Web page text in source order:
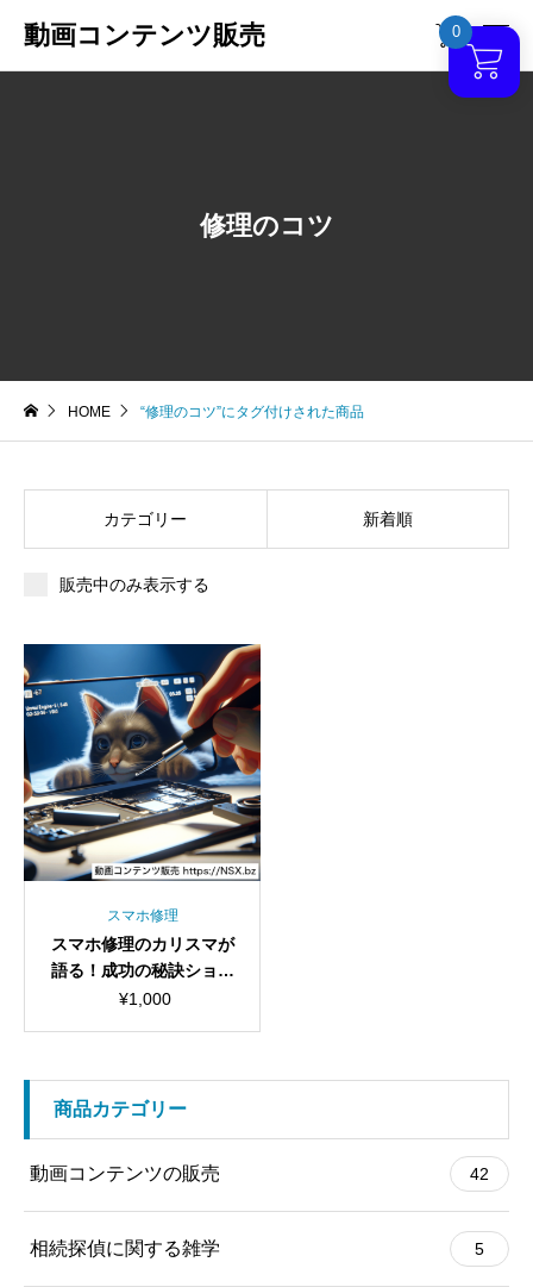
動画コンテンツ販売 
修理のコツ
HOME “修理のコツ”にタグ付けされた商品
カテゴリー 新着順
販売中のみ表示する
スマホ修理
スマホ修理のカリスマが
語る！成功の秘訣ショー
ト動画セット
¥1,000
商品カテゴリー
動画コンテンツの販売 42
相続探偵に関する雑学 5
0